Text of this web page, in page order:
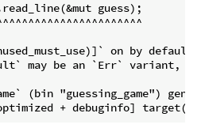
guess);
on by default
may be an `Err` variant,
(bin "guessing_game")